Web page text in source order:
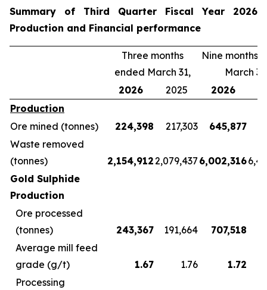
Summary of Third Quarter Fiscal Year 2026
Production and Financial performance
Three months
ended March 31,
Nine months
March
2026
2025 2026
Production
Ore mined (tonnes)
224,398 217,303 645,877
Waste removed
(tonnes)
2,154,9122,079,437 6,002,316
Gold Sulphide
Production
Ore processed
(tonnes)
243,367 191,664 707,518
Average mill feed
grade (g/t)
1.67 1.76
1.72
Processing